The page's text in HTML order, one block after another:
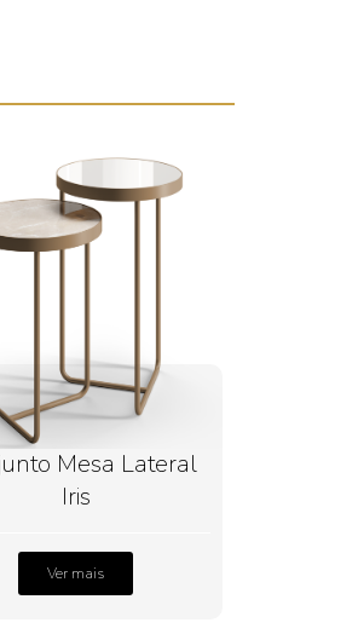
Mesa Lateral
Iris
Ver mais